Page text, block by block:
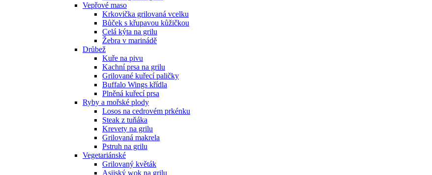
Vepřové maso
Krkovička grilovaná vcelku
Bůček s křupavou kůžičkou
Celá kýta na grilu
Žebra v marinádě
Drůbež
Kuře na pivu
Kachní prsa na grilu
Grilované kuřecí paličky
Buffalo Wings křídla
Plněná kuřecí prsa
Ryby a mořské plody
Losos na cedrovém prkénku
Steak z tuňáka
Krevety na grilu
Grilovaná makrela
Pstruh na grilu
Vegetariánské
Grilovaný květák
Asijský wok na grilu